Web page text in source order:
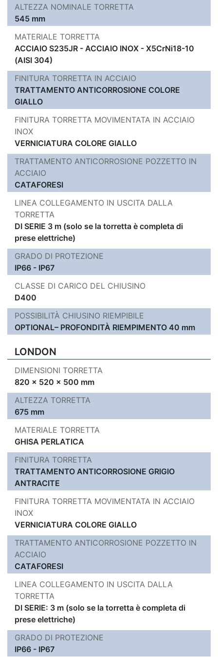
ALTEZZA NOMINALE TORRETTA
545 mm
MATERIALE TORRETTA
ACCIAIO S235JR - ACCIAIO INOX - X5CrNi18-10
(AISI 304)
FINITURA TORRETTA IN ACCIAIO
TRATTAMENTO ANTICORROSIONE COLORE
GIALLO
FINITURA TORRETTA MOVIMENTATA IN ACCIAIO
INOX
VERNICIATURA COLORE GIALLO
TRATTAMENTO ANTICORROSIONE POZZETTO IN
ACCIAIO
CATAFORESI
LINEA COLLEGAMENTO IN USCITA DALLA
TORRETTA
DI SERIE 3 m (solo se la torretta è completa di
prese elettriche)
GRADO DI PROTEZIONE
IP66 - IP67
CLASSE DI CARICO DEL CHIUSINO
D400
POSSIBILITÀ CHIUSINO RIEMPIBILE
OPTIONAL– PROFONDITÀ RIEMPIMENTO 40 mm
LONDON
DIMENSIONI TORRETTA
820 x 520 x 500 mm
ALTEZZA TORRETTA
675 mm
MATERIALE TORRETTA
GHISA PERLATICA
FINITURA TORRETTA
TRATTAMENTO ANTICORROSIONE GRIGIO
ANTRACITE
FINITURA TORRETTA MOVIMENTATA IN ACCIAIO
INOX
VERNICIATURA COLORE GIALLO
TRATTAMENTO ANTICORROSIONE POZZETTO IN
ACCIAIO
CATAFORESI
LINEA COLLEGAMENTO IN USCITA DALLA
TORRETTA
DI SERIE: 3 m (solo se la torretta è completa di
prese elettriche)
GRADO DI PROTEZIONE
IP66 - IP67